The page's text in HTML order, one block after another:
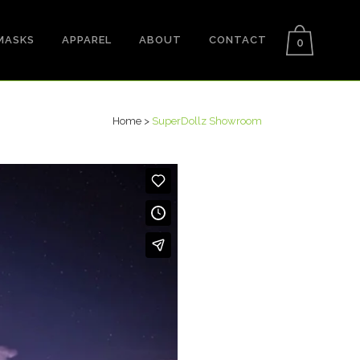
0
APPAREL ABOUT CONTACT
Home > SuperDollz Showroom